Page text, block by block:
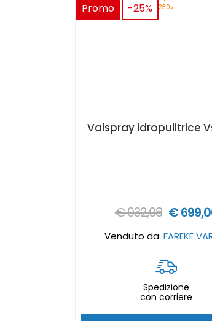
Promo -25%
€ 932,08 €
Venduto da: FAREKE
Spedizione
con corriere